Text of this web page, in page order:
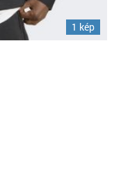
1 kép